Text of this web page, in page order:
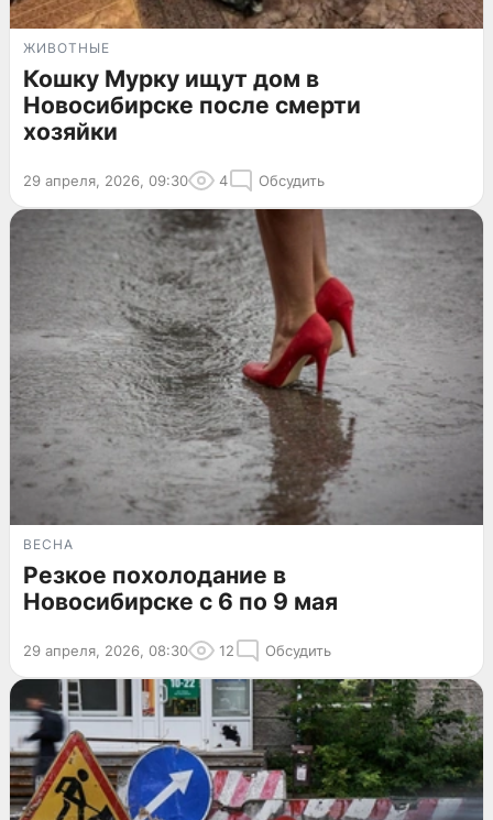
ЖИВОТНЫЕ
Кошку Мурку ищут дом в
Новосибирске после смерти
хозяйки
29 апреля, 2026, 09:30 4 Обсудить
ВЕСНА
Резкое похолодание в
Новосибирске с 6 по 9 мая
29 апреля, 2026, 08:30 12 Обсудить